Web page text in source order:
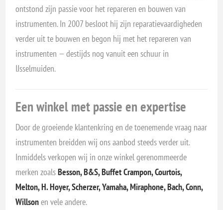
ontstond zijn passie voor het repareren en bouwen van
instrumenten. In 2007 besloot hij zijn reparatievaardigheden
verder uit te bouwen en begon hij met het repareren van
instrumenten — destijds nog vanuit een schuur in
IJsselmuiden.
Een winkel met passie en expertise
Door de groeiende klantenkring en de toenemende vraag naar
instrumenten breidden wij ons aanbod steeds verder uit.
Inmiddels verkopen wij in onze winkel gerenommeerde
merken zoalsBesson, B&S, Buffet Crampon, Courtois,
Melton, H. Hoyer, Scherzer, Yamaha, Miraphone, Bach, Conn,
Willsonen vele andere.